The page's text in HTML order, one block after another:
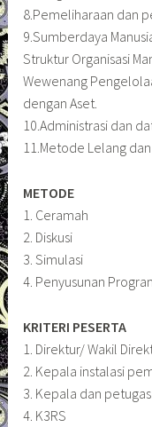
8.Pemeliharaan dan
9.Sumberdaya
Struktur Organisasi
Wewenang
dengan Aset.
10.Administrasi dan
11.Metode Lelang
METODE
1. Ceramah
2. Diskusi
3. Simulasi
4. Penyusunan
KRITERI PESERTA
1. Direktur/ Wakil
2. Kepala instalasi
3. Kepala dan
4. K3RS